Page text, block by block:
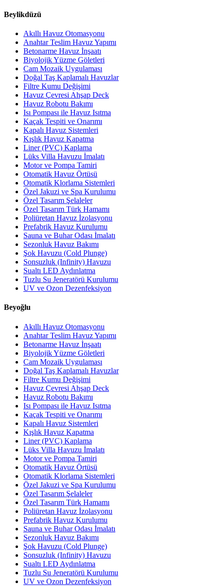
Beylikdüzü
Akıllı Havuz Otomasyonu
Anahtar Teslim Havuz Yapımı
Betonarme Havuz İnşaatı
Biyolojik Yüzme Göletleri
Cam Mozaik Uygulaması
Doğal Taş Kaplamalı Havuzlar
Filtre Kumu Değişimi
Havuz Çevresi Ahşap Deck
Havuz Robotu Bakımı
Isı Pompası ile Havuz Isıtma
Kaçak Tespiti ve Onarımı
Kapalı Havuz Sistemleri
Kışlık Havuz Kapatma
Liner (PVC) Kaplama
Lüks Villa Havuzu İmalatı
Motor ve Pompa Tamiri
Otomatik Havuz Örtüsü
Otomatik Klorlama Sistemleri
Özel Jakuzi ve Spa Kurulumu
Özel Tasarım Şelaleler
Özel Tasarım Türk Hamamı
Poliüretan Havuz İzolasyonu
Prefabrik Havuz Kurulumu
Sauna ve Buhar Odası İmalatı
Sezonluk Havuz Bakımı
Şok Havuzu (Cold Plunge)
Sonsuzluk (Infinity) Havuzu
Sualtı LED Aydınlatma
Tuzlu Su Jeneratörü Kurulumu
UV ve Ozon Dezenfeksiyon
Beyoğlu
Akıllı Havuz Otomasyonu
Anahtar Teslim Havuz Yapımı
Betonarme Havuz İnşaatı
Biyolojik Yüzme Göletleri
Cam Mozaik Uygulaması
Doğal Taş Kaplamalı Havuzlar
Filtre Kumu Değişimi
Havuz Çevresi Ahşap Deck
Havuz Robotu Bakımı
Isı Pompası ile Havuz Isıtma
Kaçak Tespiti ve Onarımı
Kapalı Havuz Sistemleri
Kışlık Havuz Kapatma
Liner (PVC) Kaplama
Lüks Villa Havuzu İmalatı
Motor ve Pompa Tamiri
Otomatik Havuz Örtüsü
Otomatik Klorlama Sistemleri
Özel Jakuzi ve Spa Kurulumu
Özel Tasarım Şelaleler
Özel Tasarım Türk Hamamı
Poliüretan Havuz İzolasyonu
Prefabrik Havuz Kurulumu
Sauna ve Buhar Odası İmalatı
Sezonluk Havuz Bakımı
Şok Havuzu (Cold Plunge)
Sonsuzluk (Infinity) Havuzu
Sualtı LED Aydınlatma
Tuzlu Su Jeneratörü Kurulumu
UV ve Ozon Dezenfeksiyon